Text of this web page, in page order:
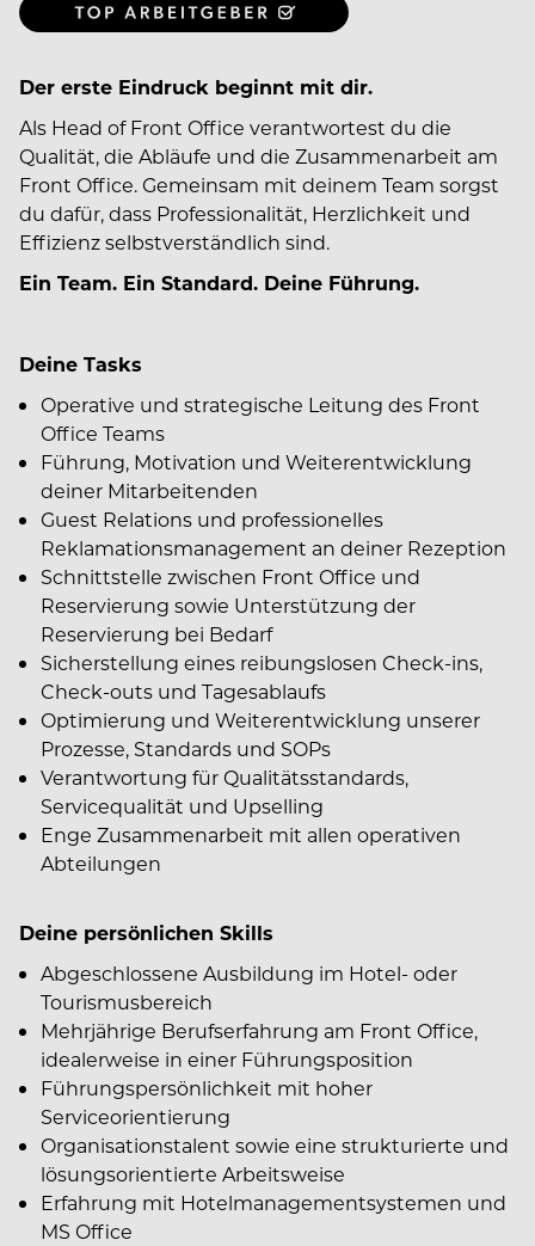
Der erste Eindruck beginnt mit dir.
Als Head of Front Office verantwortest du die
Qualität, die Abläufe und die Zusammenarbeit am
Front Office. Gemeinsam mit deinem Team sorgst
du dafür, dass Professionalität, Herzlichkeit und
Effizienz selbstverständlich sind.
Ein Team. Ein Standard. Deine Führung.
Deine Tasks
Operative und strategische Leitung des Front
Office Teams
Führung, Motivation und Weiterentwicklung
deiner Mitarbeitenden
Guest Relations und professionelles
Reklamationsmanagement an deiner Rezeption
Schnittstelle zwischen Front Office und
Reservierung sowie Unterstützung der
Reservierung bei Bedarf
Sicherstellung eines reibungslosen Check-ins,
Check-outs und Tagesablaufs
Optimierung und Weiterentwicklung unserer
Prozesse, Standards und SOPs
Verantwortung für Qualitätsstandards,
Servicequalität und Upselling
Enge Zusammenarbeit mit allen operativen
Abteilungen
Deine persönlichen Skills
Abgeschlossene Ausbildung im Hotel- oder
Tourismusbereich
Mehrjährige Berufserfahrung am Front Office,
idealerweise in einer Führungsposition
Führungspersönlichkeit mit hoher
Serviceorientierung
Organisationstalent sowie eine strukturierte und
lösungsorientierte Arbeitsweise
Erfahrung mit Hotelmanagementsystemen und
MS Office